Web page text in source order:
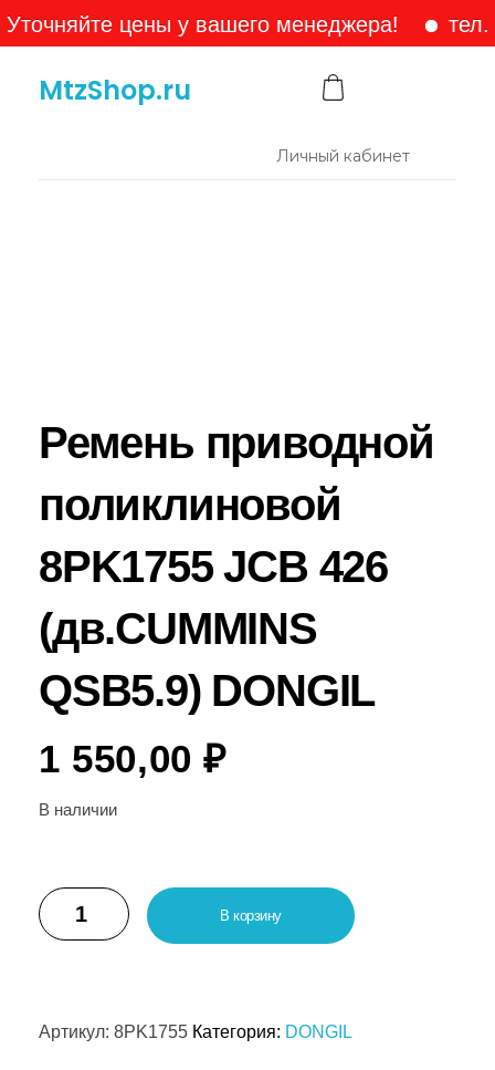
цены у вашего менеджера! тел. +7-
MtzShop.ru
Личный кабинет
Ремень приводной
поликлиновой
8PK1755 JCB 426
(дв.CUMMINS
QSB5.9) DONGIL
1 550,00₽
В наличии
В корзину
Артикул: 8PK1755 Категория: DONGIL